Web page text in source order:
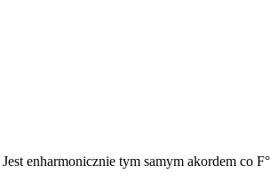
enharmonicznie tym samym akordem co